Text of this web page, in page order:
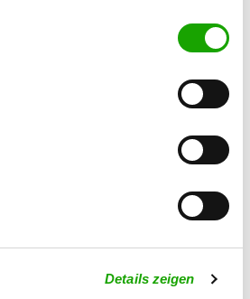
Webseite weiterhin nutzen.
Details zeigen
Details
Details